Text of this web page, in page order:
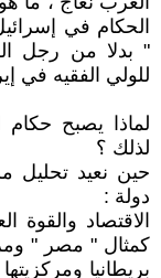
الحكام في
" بدلا من رجل
للولي الفقيه في
لماذا يصبح حكام
لذلك ؟
حين نعيد تحليل
دولة :
الاقتصاد والقوة
كمثال " مصر "
بريطانيا